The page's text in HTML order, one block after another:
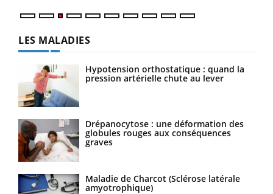
LES MALADIES
Hypotension orthostatique : quand la
pression artérielle chute au lever
Drépanocytose : une déformation des
globules rouges aux conséquences
graves
Maladie de Charcot (Sclérose latérale
amyotrophique)